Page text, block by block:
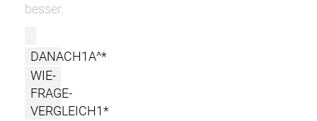
besser.
DANACH1A^*
WIE-
FRAGE-
VERGLEICH1*